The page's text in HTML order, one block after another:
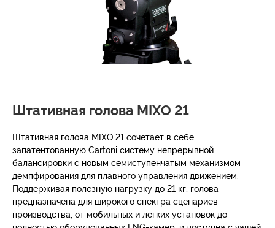
Штативная голова MIXO 21
Штативная голова MIXO 21 сочетает в себе
запатентованную Cartoni систему непрерывной
балансировки с новым семиступенчатым механизмом
демпфирования для плавного управления движением.
Поддерживая полезную нагрузку до 21 кг, голова
предназначена для широкого спектра сценариев
производства, от мобильных и легких установок до